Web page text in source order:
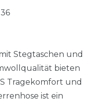
Stegtaschen und
bieten
Tragekomfort und
ist ein